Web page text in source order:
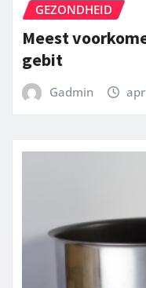
GEZONDHEID
Meest
gebit
Gadmin